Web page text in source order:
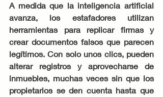
A medida que la inteligencia artificial
avanza, los estafadores utilizan
herramientas para replicar firmas y
crear documentos falsos que parecen
legítimos. Con solo unos clics, pueden
alterar registros y aprovecharse de
inmuebles, muchas veces sin que los
propietarios se den cuenta hasta que